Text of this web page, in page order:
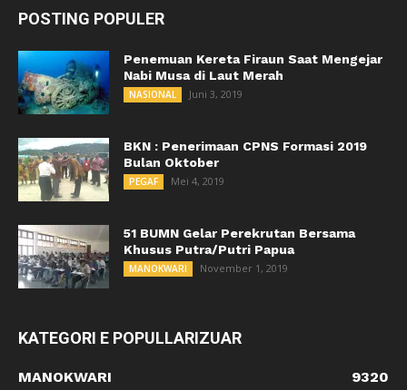
POSTING POPULER
Penemuan Kereta Firaun Saat Mengejar
Nabi Musa di Laut Merah
NASIONAL Juni 3, 2019
BKN : Penerimaan CPNS Formasi 2019
Bulan Oktober
PEGAF Mei 4, 2019
51 BUMN Gelar Perekrutan Bersama
Khusus Putra/Putri Papua
MANOKWARI November 1, 2019
KATEGORI E POPULLARIZUAR
MANOKWARI
9320